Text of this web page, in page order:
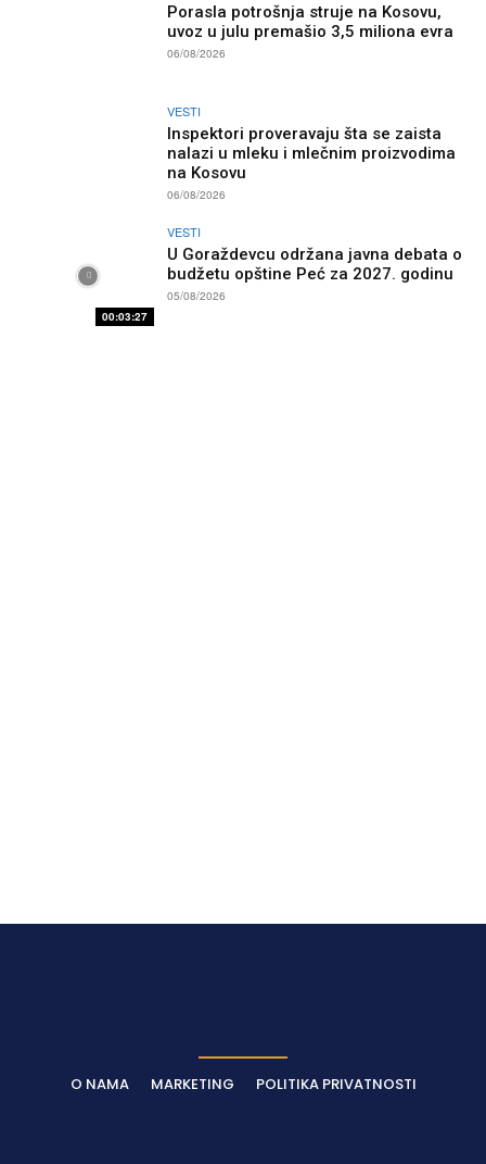
Porasla potrošnja struje na Kosovu,
uvoz u julu premašio 3,5 miliona evra
06/08/2026
VESTI
Inspektori proveravaju šta se zaista
nalazi u mleku i mlečnim proizvodima
na Kosovu
06/08/2026
00:03:27
VESTI
U Goraždevcu održana javna debata o
budžetu opštine Peć za 2027. godinu
05/08/2026
O NAMA MARKETING POLITIKA PRIVATNOSTI